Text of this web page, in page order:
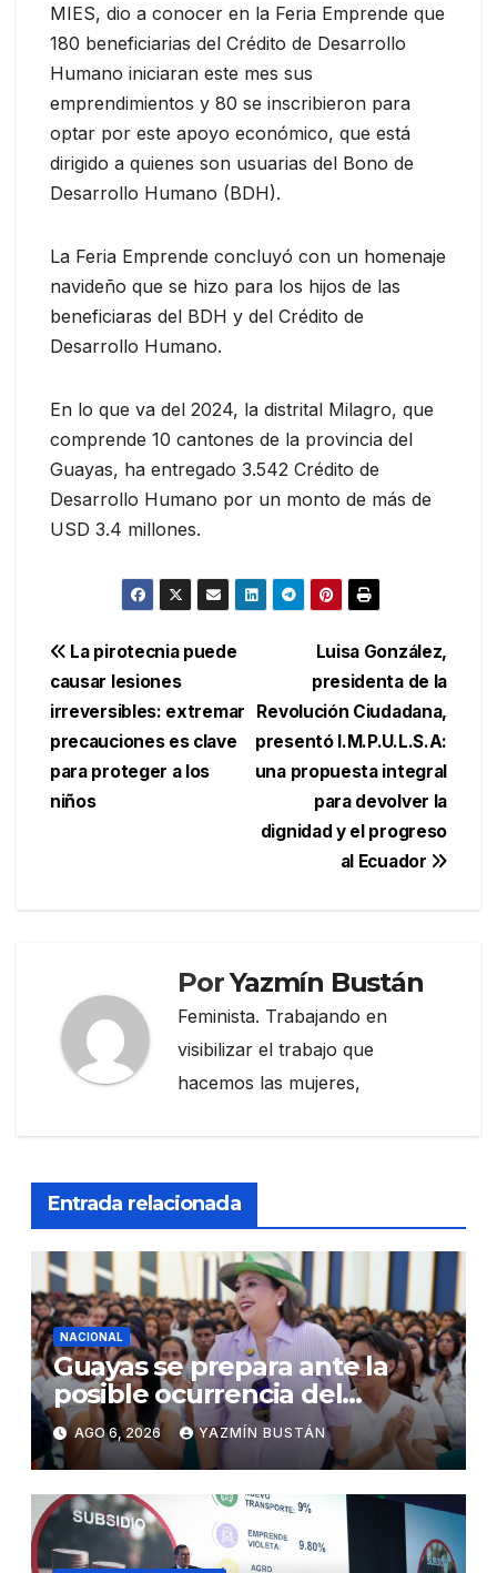
MIES, dio a conocer en la Feria Emprende que
180 beneficiarias del Crédito de Desarrollo
Humano iniciaran este mes sus
emprendimientos y 80 se inscribieron para
optar por este apoyo económico, que está
dirigido a quienes son usuarias del Bono de
Desarrollo Humano (BDH).
La Feria Emprende concluyó con un homenaje
navideño que se hizo para los hijos de las
beneficiaras del BDH y del Crédito de
Desarrollo Humano.
En lo que va del 2024, la distrital Milagro, que
comprende 10 cantones de la provincia del
Guayas, ha entregado 3.542 Crédito de
Desarrollo Humano por un monto de más de
USD 3.4 millones.
Navegación
de
entradas
Luisa González,
presidenta de la
Revolución Ciudadana,
presentó I.M.P.U.L.S.A:
una propuesta integral
para devolver la
dignidad y el progreso
al Ecuador
La pirotecnia puede
causar lesiones
irreversibles: extremar
precauciones es clave
para proteger a los
niños
PorYazmín Bustán
Feminista. Trabajando en
visibilizar el trabajo que
hacemos las mujeres,
Entrada relacionada
NACIONAL
Guayas se prepara ante la
posible ocurrencia del
fenómeno de El Niño:
Gobierno Nacional capacita a
2.500 jóvenes
AGO 6, 2026 YAZMÍN BUSTÁN